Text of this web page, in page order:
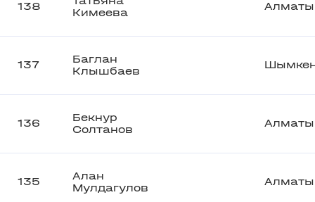
138
Кимеева
Алматы
137
Баглан
Клышбаев
136
Бекнур
Солтанов
Алматы
135
Алан
Мулдагулов
Алматы